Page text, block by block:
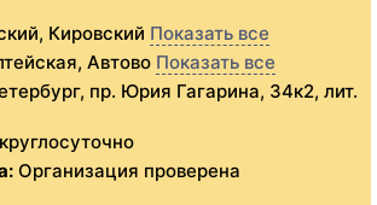
Кировский Показать все
Автово Показать все
пр. Юрия Гагарина, 34к2, лит.
круглосуточно
Организация проверена